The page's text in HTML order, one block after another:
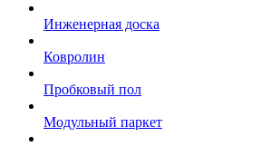
Инженерная доска
Ковролин
Пробковый пол
Модульный паркет